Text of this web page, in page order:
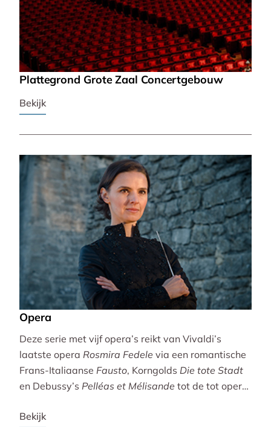
Plattegrond Grote Zaal Concertgebouw
Bekijk
Opera
Deze serie met vijf opera’s reikt van Vivaldi’s
laatste opera Rosmira Fedele via een romantische
Frans-Italiaanse Fausto, Korngolds Die tote Stadt
en Debussy’s Pelléas et Mélisande tot de tot opera
Vivaldi wordt gebracht door de Accademia
Bekijk